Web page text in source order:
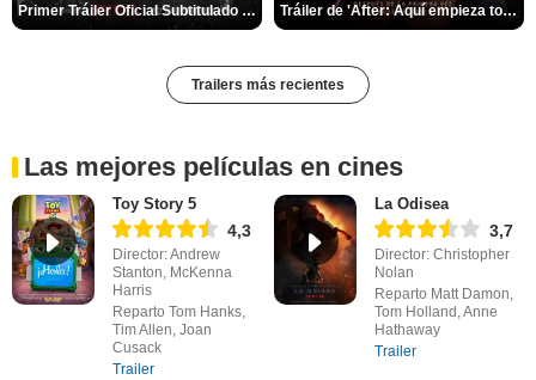
Primer Tráiler Oficial Subtitulado de 'Una última aventura: Detrás de cámaras de Stranger Things 5' Tráiler de 'After: Aquí empieza todo'
Trailers más recientes
Las mejores películas en cines
Toy Story 5
4,3
Director: Andrew
Stanton, McKenna
Harris
Reparto Tom Hanks,
Tim Allen, Joan
Cusack
Trailer
La Odisea
3,7
Director: Christopher
Nolan
Reparto Matt Damon,
Tom Holland, Anne
Hathaway
Trailer